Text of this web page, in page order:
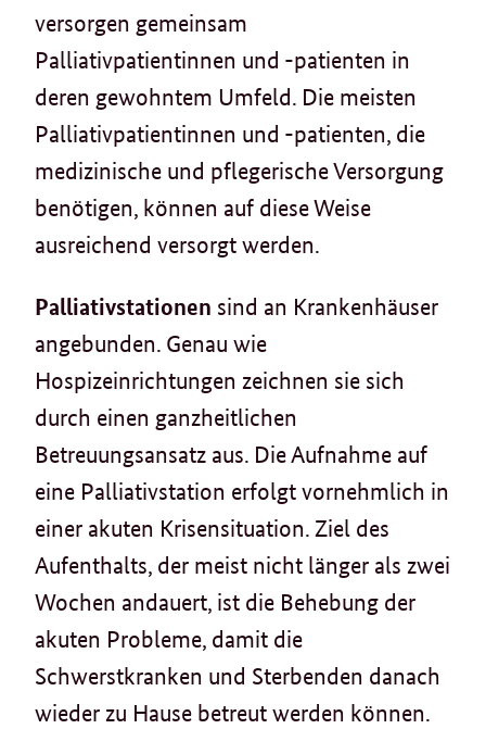
versorgen gemeinsam
Palliativpatientinnen und -patienten in
deren gewohntem Umfeld. Die meisten
Palliativpatientinnen und -patienten, die
medizinische und pflegerische Versorgung
benötigen, können auf diese Weise
ausreichend versorgt werden.
Palliativstationen sind an Krankenhäuser
angebunden. Genau wie
Hospizeinrichtungen zeichnen sie sich
durch einen ganzheitlichen
Betreuungsansatz aus. Die Aufnahme auf
eine Palliativstation erfolgt vornehmlich in
einer akuten Krisensituation. Ziel des
Aufenthalts, der meist nicht länger als zwei
Wochen andauert, ist die Behebung der
akuten Probleme, damit die
Schwerstkranken und Sterbenden danach
wieder zu Hause betreut werden können.